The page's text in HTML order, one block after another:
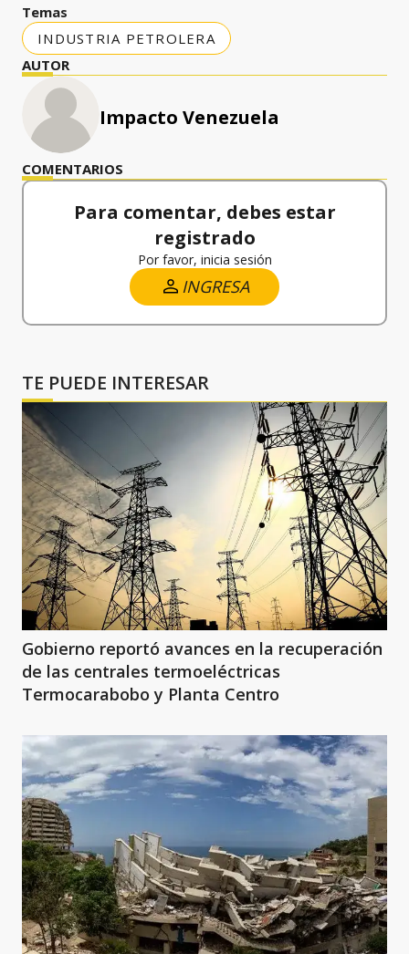
Temas
INDUSTRIA PETROLERA
AUTOR
Impacto Venezuela
COMENTARIOS
Para comentar, debes estar
registrado
Por favor, inicia sesión
INGRESA
TE PUEDE INTERESAR
Gobierno reportó avances en la recuperación
de las centrales termoeléctricas
Termocarabobo y Planta Centro